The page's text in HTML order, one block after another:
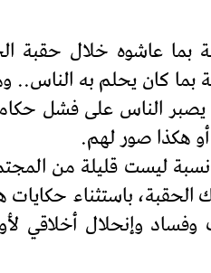
عام 2003 “بإتجاه إيجابي” مقارنة
بما كان يحلم به الناس..
الناس على فشل
هكذا صور لهم.
ظهور جيل جديد، يشكل نسبة
الحقبة، باستثناء
وإنحلال أخلاقي